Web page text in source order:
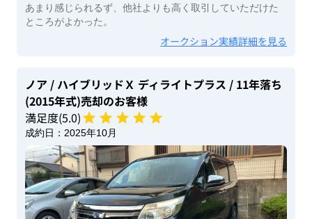
あまり感じられるず、他社よりも高く取引していただけた
ところがよかった。
オークション実績詳細を見る
ノア / ハイブリッドＸ ディライトプラス / 11年落ち
(2015年式)売却のお客様
満足度(5.0)
成約日： 2025年10月